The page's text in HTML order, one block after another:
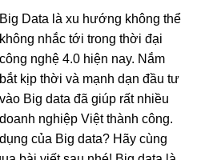
Big Data là xu hướng không thể
không nhắc tới trong thời đại
công nghệ 4.0 hiện nay. Nắm
bắt kịp thời và mạnh dạn đầu tư
vào Big data đã giúp rất nhiều
doanh nghiệp Việt thành công.
của Big data? Hãy cùng